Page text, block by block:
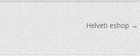
Helveti eshop →